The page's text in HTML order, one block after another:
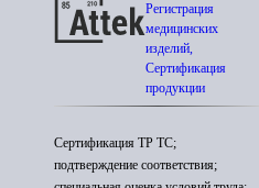
Регистрация
медицинских
изделий,
Сертификация
продукции
Сертификация ТР ТС;
подтверждение соответствия;